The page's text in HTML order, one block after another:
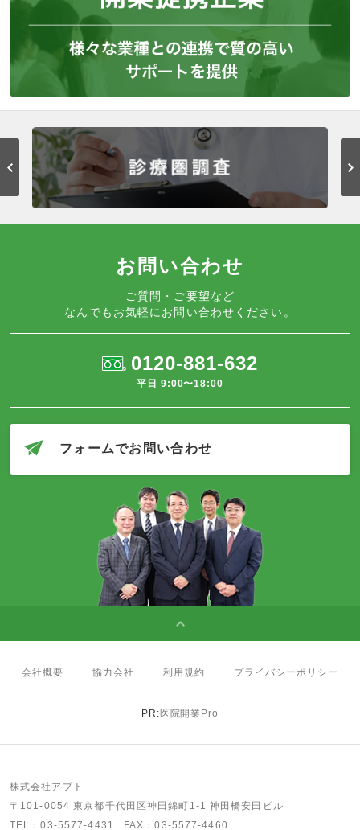
お問い合わせ
ご質問・ご要望など
なんでもお気軽にお問い合わせください。
0120-881-632
平日 9:00〜18:00
フォームでお問い合わせ
会社概要 協力会社 利用規約 プライバシーポリシー
PR:医院開業Pro
株式会社アプト
〒101-0054 東京都千代田区神田錦町1-1 神田橋安田ビル
TEL：03-5577-4431 FAX：03-5577-4460